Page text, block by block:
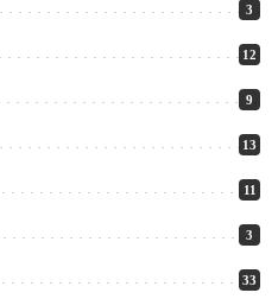
3
12
9
13
11
3
33